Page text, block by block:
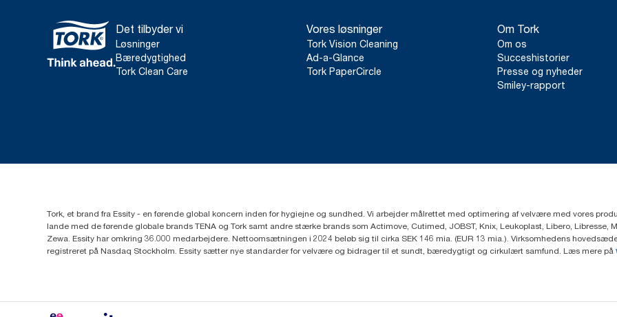
Det tilbyder vi
Løsninger
Bæredygtighed
Tork Clean Care
Vores løsninger
Tork Vision Cleaning
Ad-a-Glance
Tork PaperCircle
Om Tork
Om os
Succeshistorier
Presse og nyheder
Smiley-rapport
Tork, et brand fra Essity - en førende global koncern inden for hygiejne og sundhed. Vi arbejder målrettet med optimering af velvære med vores
lande med de førende globale brands TENA og Tork samt andre stærke brands som Actimove, Cutimed, JOBST, Knix, Leukoplast, Libero, Libresse,
Zewa. Essity har omkring 36.000 medarbejdere. Nettoomsætningen i 2024 beløb sig til cirka SEK 146 mia. (EUR 13 mia.). Virksomhedens
registreret på Nasdaq Stockholm. Essity sætter nye standarder for velvære og bidrager til et sundt, bæredygtigt og cirkulært samfund. Læs mere på